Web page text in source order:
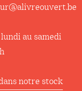
au samedi
notre stock